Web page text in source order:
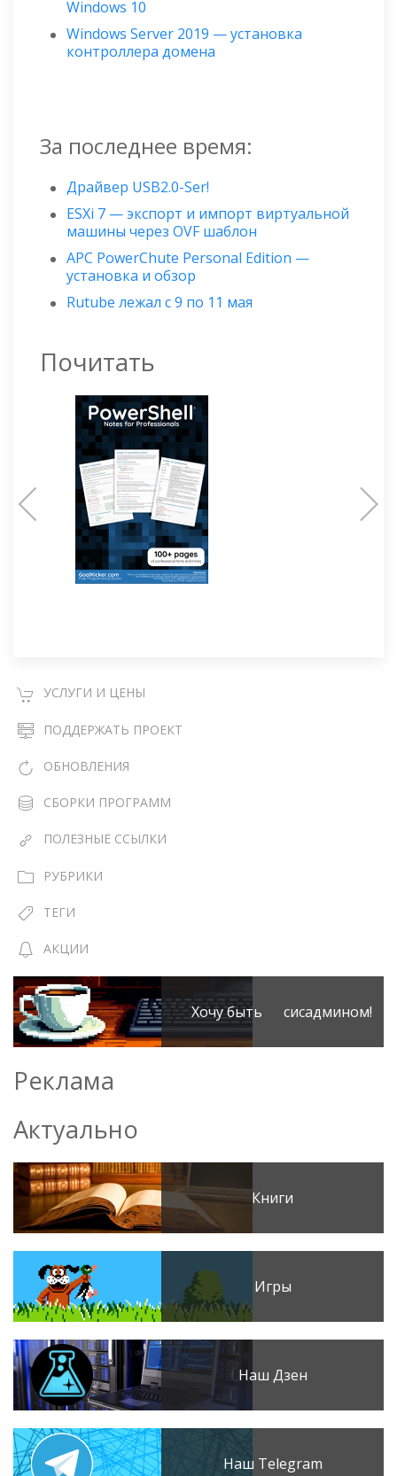
Windows 10
Windows Server 2019 — установка
контроллера домена
За последнее время:
Драйвер USB2.0-Ser!
ESXi 7 — экспорт и импорт виртуальной
машины через OVF шаблон
APC PowerChute Personal Edition —
установка и обзор
Rutube лежал с 9 по 11 мая
Почитать
УСЛУГИ И ЦЕНЫ
ПОДДЕРЖАТЬ ПРОЕКТ
ОБНОВЛЕНИЯ
СБОРКИ ПРОГРАММ
ПОЛЕЗНЫЕ ССЫЛКИ
РУБРИКИ
ТЕГИ
АКЦИИ
Хочу быть сисадмином!
Реклама
Актуально
Книги
Игры
Наш Дзен
Наш Telegram